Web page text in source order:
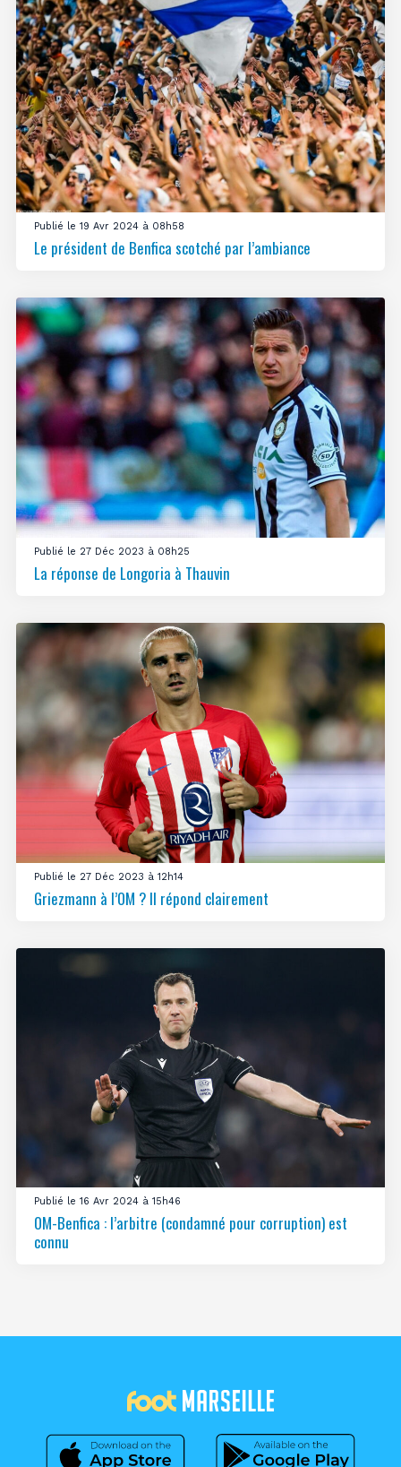
Publié le 19 Avr 2024 à 08h58
Le président de Benfica scotché par l’ambiance
Publié le 27 Déc 2023 à 08h25
La réponse de Longoria à Thauvin
Publié le 27 Déc 2023 à 12h14
Griezmann à l’OM ? Il répond clairement
Publié le 16 Avr 2024 à 15h46
OM-Benfica : l’arbitre (condamné pour corruption) est
connu